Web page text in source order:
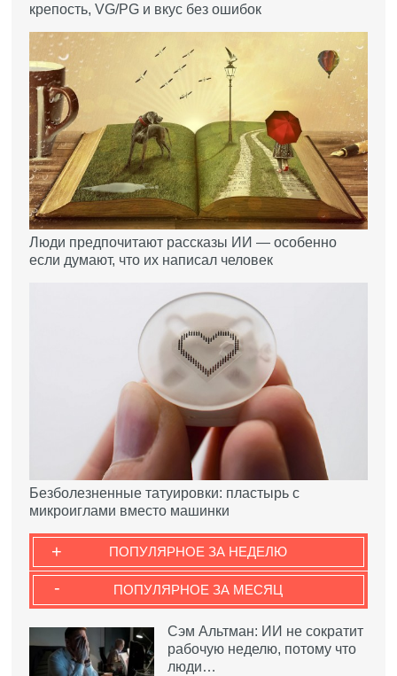
крепость, VG/PG и вкус без ошибок
Люди предпочитают рассказы ИИ — особенно
если думают, что их написал человек
Безболезненные татуировки: пластырь с
микроиглами вместо машинки
ПОПУЛЯРНОЕ ЗА НЕДЕЛЮ
+
ПОПУЛЯРНОЕ ЗА МЕСЯЦ
-
Сэм Альтман: ИИ не сократит
рабочую неделю, потому что
люди…